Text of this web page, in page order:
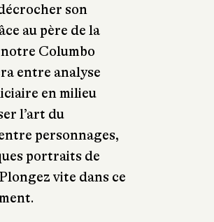
son
au père de la
Columbo
entre analyse
en milieu
l’art du
personnages,
portraits de
vite dans ce